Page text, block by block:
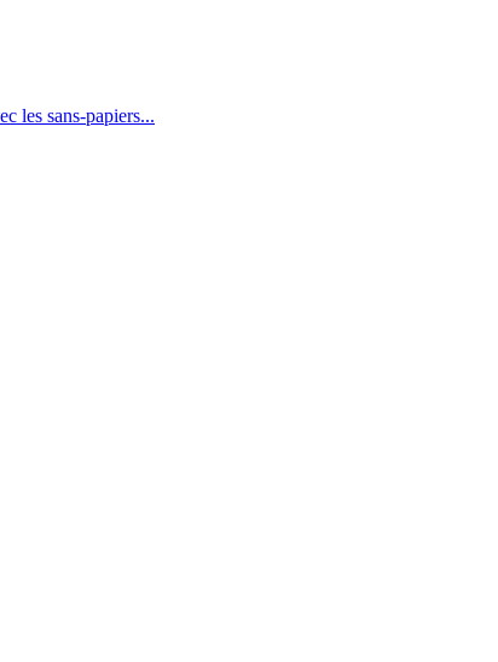
les sans-papiers...